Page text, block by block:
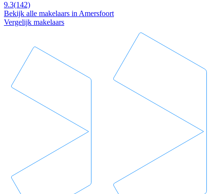
9.3(142)
Bekijk alle makelaars in Amersfoort
Vergelijk makelaars